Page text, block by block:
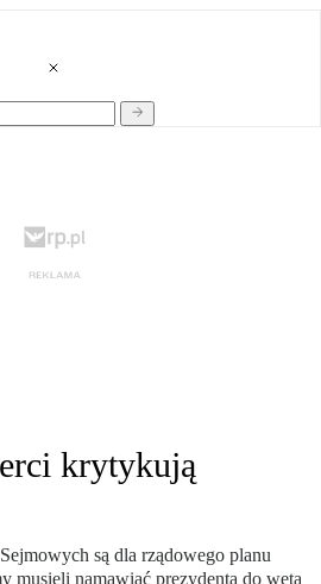
krytykują
są dla rządowego planu
musieli namawiać prezydenta do weta